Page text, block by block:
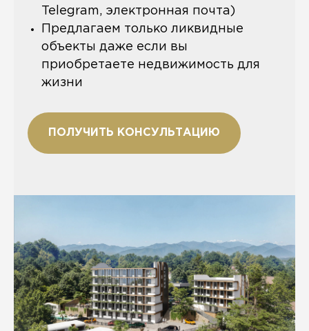
Telegram, электронная почта)
Предлагаем только ликвидные
объекты даже если вы
приобретаете недвижимость для
жизни
ПОЛУЧИТЬ КОНСУЛЬТАЦИЮ